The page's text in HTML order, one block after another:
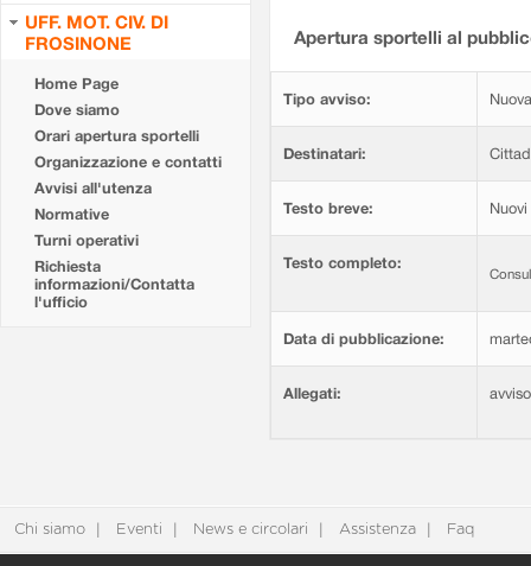
UFF. MOT. CIV. DI
FROSINONE
Home Page
Dove siamo
Orari apertura sportelli
Organizzazione e contatti
Avvisi all'utenza
Normative
Turni operativi
Richiesta
informazioni/Contatta
l'ufficio
Apertura sportelli al
Tipo avviso:
Destinatari:
Testo breve:
Testo completo:
Data di pubblicazione:
Allegati:
Chi siamo Eventi News e circolari Assistenza Faq